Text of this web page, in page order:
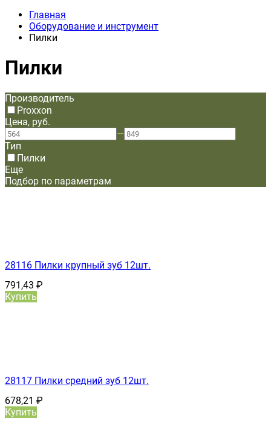
Главная
Оборудование и инструмент
Пилки
Пилки
Производитель
Proxxon
Цена, руб.
—
Тип
Пилки
Еще
Подбор по параметрам
28116 Пилки крупный зуб 12шт.
791,43 ₽
Купить
28117 Пилки средний зуб 12шт.
678,21 ₽
Купить